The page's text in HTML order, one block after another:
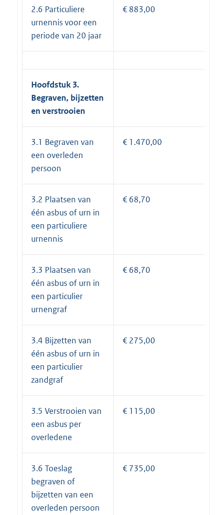
2.6 Particuliere
urnennis voor een
periode van 20 jaar
€ 883,00
Hoofdstuk 3.
Begraven, bijzetten
en verstrooien
3.1 Begraven van
een overleden
persoon
€ 1.470,00
3.2 Plaatsen van
één asbus of urn in
een particuliere
urnennis
€ 68,70
3.3 Plaatsen van
één asbus of urn in
een particulier
urnengraf
€ 68,70
3.4 Bijzetten van
één asbus of urn in
een particulier
zandgraf
€ 275,00
3.5 Verstrooien van
een asbus per
overledene
€ 115,00
3.6 Toeslag
begraven of
bijzetten van een
overleden persoon
€ 735,00